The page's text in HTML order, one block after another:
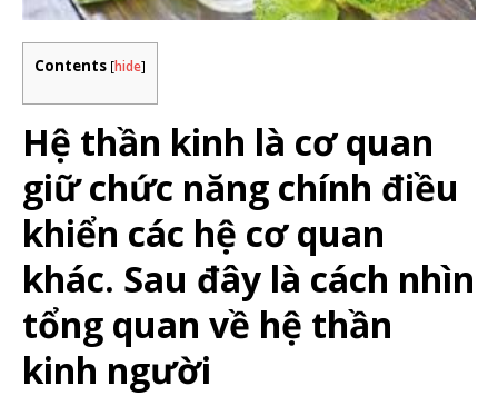
Contents [hide]
Hệ thần kinh là cơ quan
giữ chức năng chính điều
khiển các hệ cơ quan
khác. Sau đây là cách nhìn
tổng quan về hệ thần
kinh người